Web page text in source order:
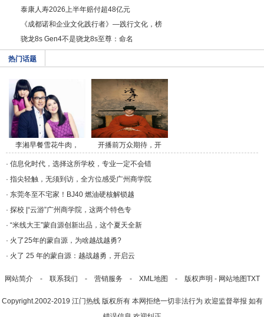
泰康人寿2026上半年赔付超48亿元
《成都诺和企业文化践行者》—践行文化，榜
骁龙8s Gen4不是骁龙8s至尊：命名
热门话题
李湘早餐雪花牛肉，
午/a>
开播前万众期待，开
播/a>
· 信息化时代，选择这所学校，专业一定不会错
· 指尖轻触，无须到访，全方位感受广州商学院
· 东莞冬至不宅家！BJ40 燃油硬核解锁越
· 探校 |“云游”广州商学院，这两个特色专
· “米线大王”蒙自源创新出品，这个夏天全新
· 火了25年的蒙自源，为啥越战越勇?
· 火了 25 年的蒙自源：越战越勇，开启云
网站简介- 联系我们 - 营销服务 - XML地图 - 版权声明 - 网站地图TXT
Copyright.2002-2019 江门热线版权所有 本网拒绝一切非法行为 欢迎监督举报 如有